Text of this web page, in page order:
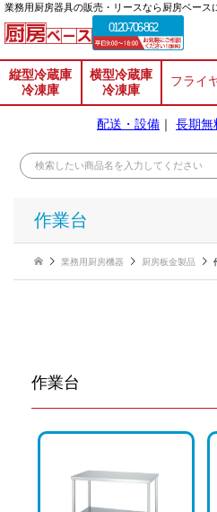
業務⽤厨房器具の販売・リースなら厨房ベース
0120-706-862
縦型冷蔵庫
冷凍庫
横型冷蔵庫
冷凍庫
フライ
配送・設備 ｜ 長期無
作業台
業務用厨房機器 厨房板金製品
作業台